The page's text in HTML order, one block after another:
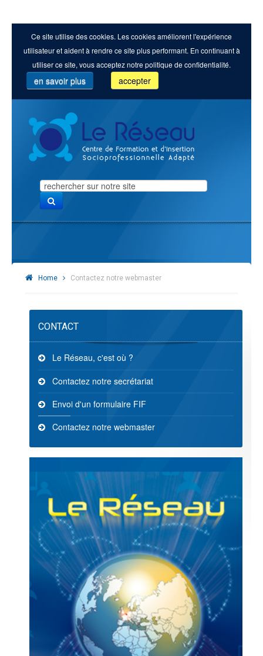
Ce site utilise des cookies. Les cookies améliorent l'expérience
utilisateur et aident à rendre ce site plus performant. En continuant à
utiliser ce site, vous acceptez notre politique de confidentialité.
en savoir plus accepter
Search
...
Home Contactez notre webmaster
CONTACT
Le Réseau, c'est où ?
Contactez notre secrétariat
Envoi d'un formulaire FIF
Contactez notre webmaster